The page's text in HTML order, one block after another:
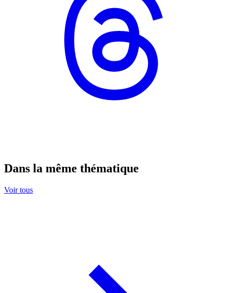
Dans la même thématique
Voir tous